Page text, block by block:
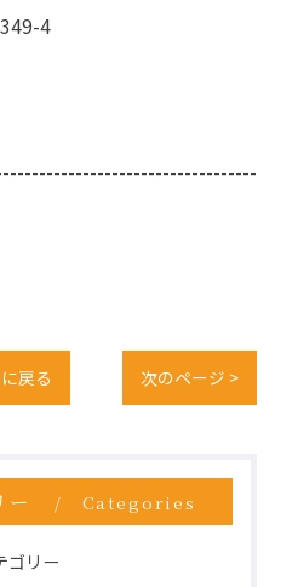
4
戻る 次のページ >
ー Categories
ゴリー